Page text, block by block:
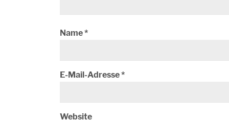
Name*
E-Mail-Adresse*
Website